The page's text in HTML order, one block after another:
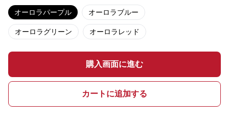
オーロラパープル オーロラブルー
オーロラグリーン オーロラレッド
購入画面に進む
カートに追加する